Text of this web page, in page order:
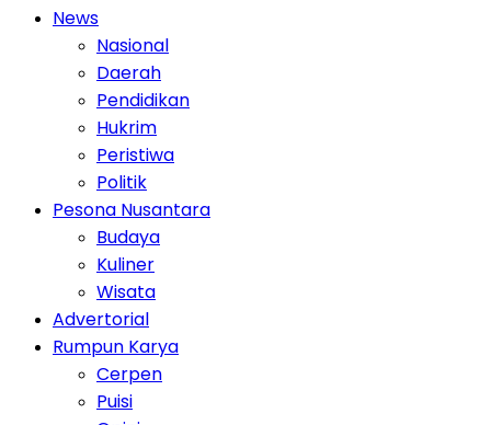
News
Nasional
Daerah
Pendidikan
Hukrim
Peristiwa
Politik
Pesona Nusantara
Budaya
Kuliner
Wisata
Advertorial
Rumpun Karya
Cerpen
Puisi